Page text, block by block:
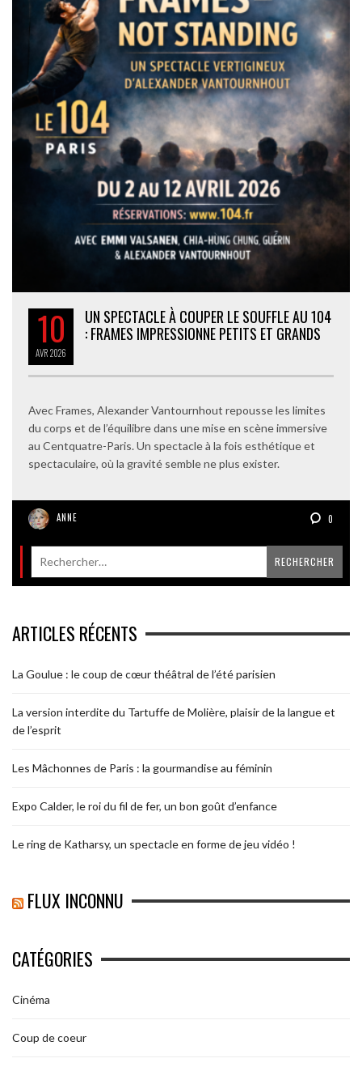
10
AVR2026
UN SPECTACLE À COUPER LE SOUFFLE AU 104
: FRAMES IMPRESSIONNE PETITS ET GRANDS
Avec Frames, Alexander Vantournhout repousse les limites
du corps et de l’équilibre dans une mise en scène immersive
au Centquatre-Paris. Un spectacle à la fois esthétique et
spectaculaire, où la gravité semble ne plus exister.
ANNE 0
ARTICLES RÉCENTS
La Goulue : le coup de cœur théâtral de l’été parisien
La version interdite du Tartuffe de Molière, plaisir de la langue et
de l’esprit
Les Mâchonnes de Paris : la gourmandise au féminin
Expo Calder, le roi du fil de fer, un bon goût d’enfance
Le ring de Katharsy, un spectacle en forme de jeu vidéo !
FLUX INCONNU
CATÉGORIES
Cinéma
Coup de coeur